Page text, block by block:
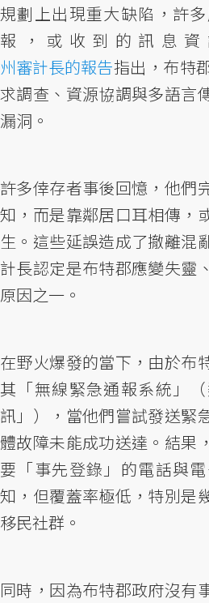
規劃上出現重大缺陷，許
報，或收到的訊息資
州審計長的報告指出，布特
求調查、資源協調與多語言
漏洞。
許多倖存者事後回憶，他們
知，而是靠鄰居口耳相傳，
生。這些延誤造成了撤離混
計長認定是布特郡應變失靈
原因之一。
在野火爆發的當下，由於布
其「無線緊急通報系統」
訊」），當他們嘗試發送緊
體故障未能成功送達。結果
要「事先登錄」的電話與
知，但覆蓋率極低，特別是
移民社群。
同時，因為布特郡政府沒有